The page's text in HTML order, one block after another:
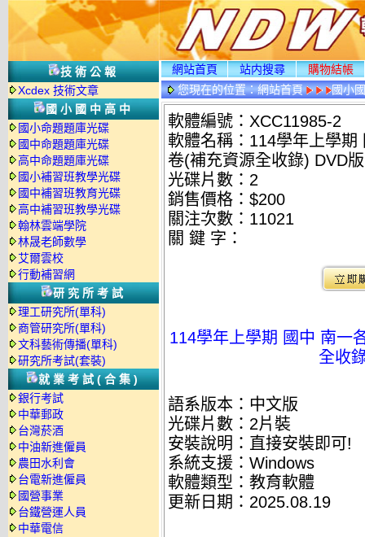
技術公報
Xcdex 技術文章
國小國中高中
國小命題題庫光碟
國中命題題庫光碟
高中命題題庫光碟
國小補習班教學光碟
國中補習班教育光碟
高中補習班教學光碟
翰林雲端學院
林晟老師數學
艾爾雲校
行動補習網
研究所考試
理工研究所(單科)
商管研究所(單科)
文科藝術傳播(單科)
研究所考試(套裝)
就業考試(合集)
銀行考試
中華郵政
台灣菸酒
中油新進僱員
農田水利會
台電新進僱員
國營事業
台鐵營運人員
中華電信
網站首頁 站内搜尋
購物結帳
您現在的位置：網站首頁 國小
軟體編號：XCC11985-2
軟體名稱：114學年上學
卷(補充資源全收錄) DVD
光碟片數：2
銷售價格：$200
關注次數： 11021
關 鍵 字：
114學年上學期 國中 南一
全收
語系版本：中文版
光碟片數：2片裝
安裝說明：直接安裝即可!
系統支援：Windows
軟體類型：教育軟體
更新日期：2025.08.19